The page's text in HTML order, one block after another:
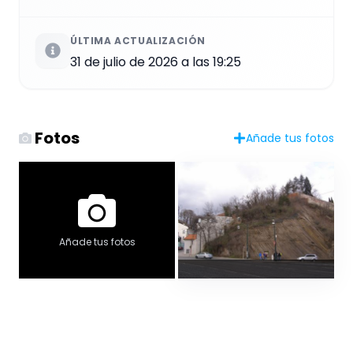
ÚLTIMA ACTUALIZACIÓN
31 de julio de 2026 a las 19:25
Fotos Añade tus fotos
Añade tus fotos